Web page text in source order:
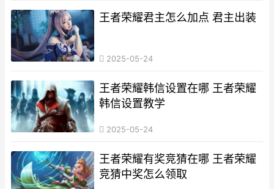
王者荣耀君主怎么加点 君主出装
2025-05-24
王者荣耀韩信设置在哪 王者荣耀
韩信设置教学
2025-05-24
王者荣耀有奖竞猜在哪 王者荣耀
竞猜中奖怎么领取